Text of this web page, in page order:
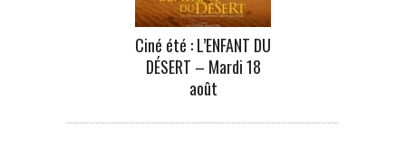
Ciné été : L’ENFANT DU
DÉSERT – Mardi 18
août